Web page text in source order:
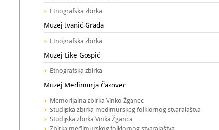
Etnografska zbirka
Muzej Ivanić-Grada
Etnografska zbirka
Muzej Like Gospić
Etnografska zbirka
Muzej Međimurja Čakovec
Memorijalna zbirka Vinko Žganec
Studijska zbirka međimurskog folklornog stvaralaštva
Studijska zbirka Vinka Žganca
Zbirka međimurskog folklornog stvaralaštva